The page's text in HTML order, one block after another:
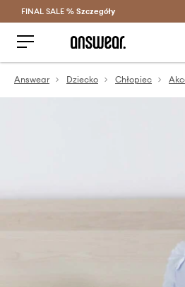
Oszczędzaj z Answear
FINAL SALE % Szczegóły
Answear Dziecko Chłopiec